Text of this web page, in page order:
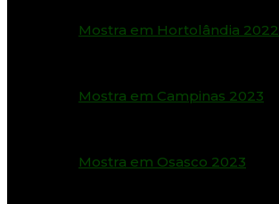
Mostra em Hortolândia 2022
Mostra em Campinas 2023
Mostra em Osasco 2023